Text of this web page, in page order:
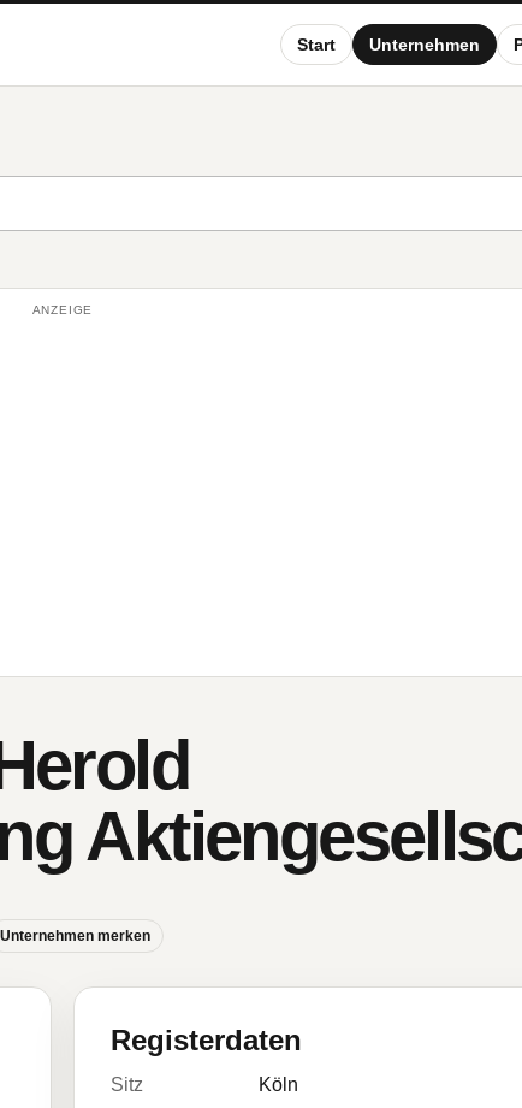
Start Unternehmen
ANZEIGE
Unternehmen merken
Registerdaten
Sitz
Köln